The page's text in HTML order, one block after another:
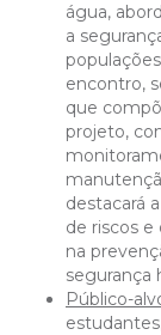
água,
a
encontro,
que
projeto,
destacará
de riscos
na
segurança
Público-